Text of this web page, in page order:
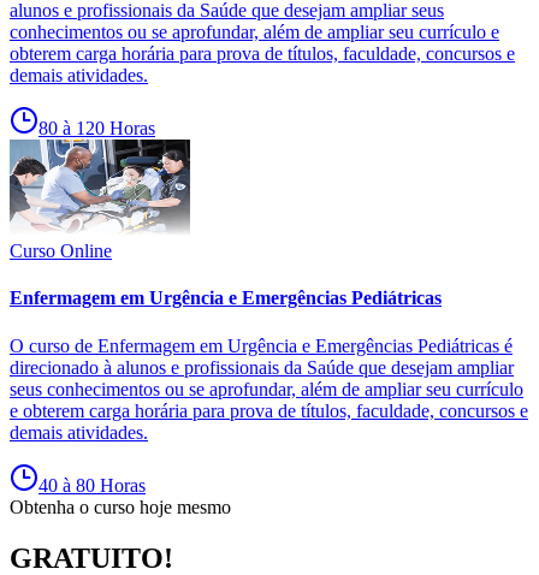
alunos e profissionais da Saúde que desejam ampliar seus
conhecimentos ou se aprofundar, além de ampliar seu currículo e
obterem carga horária para prova de títulos, faculdade, concursos e
demais atividades.
80 à 120 Horas
Curso Online
Enfermagem em Urgência e Emergências Pediátricas
O curso de Enfermagem em Urgência e Emergências Pediátricas é
direcionado à alunos e profissionais da Saúde que desejam ampliar
seus conhecimentos ou se aprofundar, além de ampliar seu currículo
e obterem carga horária para prova de títulos, faculdade, concursos e
demais atividades.
40 à 80 Horas
Obtenha o curso hoje mesmo
GRATUITO!